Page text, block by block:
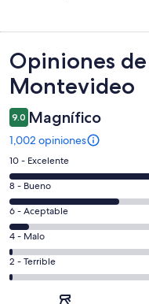
Opiniones
Opiniones
Montevideo
9.0 Magnífico
1,002 opiniones
Puntuación
de
10,
es
decir,
Excelente.
Basada
en
10 - Excelente
Puntuación
de
8,
es
decir,
Bueno.
Basada
8 - Bueno
Puntuación
de
6,
es
decir,
Aceptable.
6 - Aceptable
Puntuación
de
4,
4 - Malo
Puntuación
de
2 - Terrible